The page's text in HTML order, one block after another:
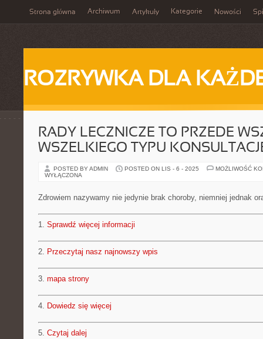
Strona główna Archiwum Artykuły Kategorie Nowości
ROZRYWKA DLA
RADY LECZNICZE TO PRZEDE
WSZELKIEGO TYPU
POSTED BY ADMIN POSTED ON LIS - 6 - 2025
MOŻLIWOŚĆ
WYŁĄCZONA
Zdrowiem nazywamy nie jedynie brak choroby, niemniej jednak
1. Sprawdź więcej informacji
2. Przeczytaj nasz najnowszy wpis
3. mapa strony
4. Dowiedz się więcej
5. Czytaj dalej